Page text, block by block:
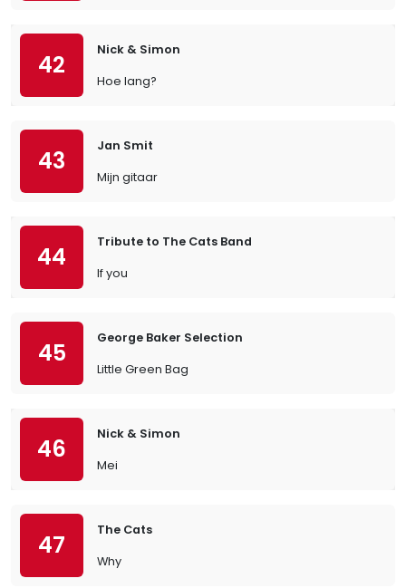
42
Nick & Simon
Hoe lang?
43
Jan Smit
Mijn gitaar
44
Tribute to The Cats Band
If you
45
George Baker Selection
Little Green Bag
46
Nick & Simon
Mei
47
The Cats
Why